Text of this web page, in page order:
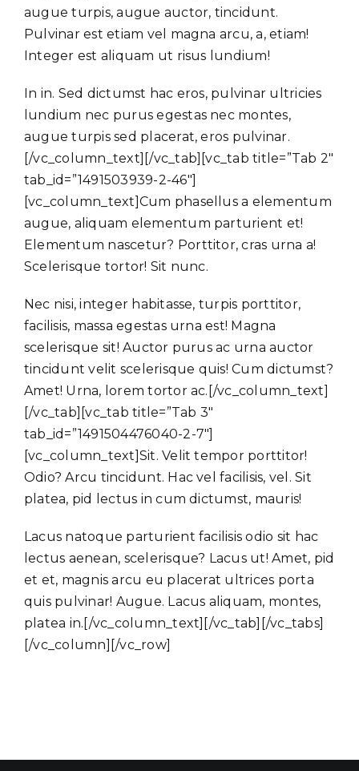
augue turpis, augue auctor, tincidunt.
Pulvinar est etiam vel magna arcu, a, etiam!
Integer est aliquam ut risus lundium!
In in. Sed dictumst hac eros, pulvinar ultricies
lundium nec purus egestas nec montes,
augue turpis sed placerat, eros pulvinar.
[/vc_column_text][/vc_tab][vc_tab title=”Tab 2″
tab_id=”1491503939-2-46″]
[vc_column_text]Cum phasellus a elementum
augue, aliquam elementum parturient et!
Elementum nascetur? Porttitor, cras urna a!
Scelerisque tortor! Sit nunc.
Nec nisi, integer habitasse, turpis porttitor,
facilisis, massa egestas urna est! Magna
scelerisque sit! Auctor purus ac urna auctor
tincidunt velit scelerisque quis! Cum dictumst?
Amet! Urna, lorem tortor ac.[/vc_column_text]
[/vc_tab][vc_tab title=”Tab 3″
tab_id=”1491504476040-2-7″]
[vc_column_text]Sit. Velit tempor porttitor!
Odio? Arcu tincidunt. Hac vel facilisis, vel. Sit
platea, pid lectus in cum dictumst, mauris!
Lacus natoque parturient facilisis odio sit hac
lectus aenean, scelerisque? Lacus ut! Amet, pid
et et, magnis arcu eu placerat ultrices porta
quis pulvinar! Augue. Lacus aliquam, montes,
platea in.[/vc_column_text][/vc_tab][/vc_tabs]
[/vc_column][/vc_row]